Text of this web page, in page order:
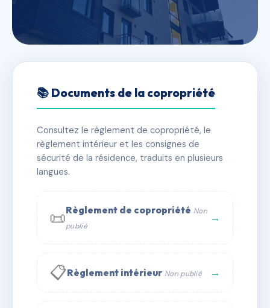
Copro66Figuier
⚠ IMMATRICULEE_RATTACHEMENT_EXPIRE
🏠 5 lots
🏗 3 bâtiment(s)
📞 Contacter Syndic Digital 💬 WhatsApp
✉ Email
📚 Documents de la copropriété
Consultez le règlement de copropriété, le
règlement intérieur et les consignes de
sécurité de la résidence, traduits en plusieurs
langues.
📜Règlement de copropriété Non
publié
→
📋Règlement intérieur Non publié →